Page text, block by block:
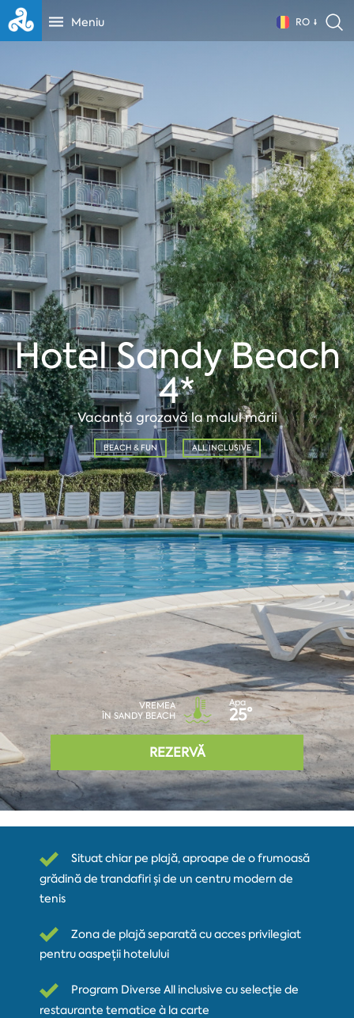
Meniu RO
Hotel Sandy Beach
4*
Vacanță grozavă la malul mării
BEACH & FUN ALL INCLUSIVE
VREMEA
ÎN SANDY BEACH
Apa
25°
REZERVĂ
Situat chiar pe plajă, aproape de o frumoasă
grădină de trandafiri și de un centru modern de
tenis
Zona de plajă separată cu acces privilegiat
pentru oaspeții hotelului
Program Diverse All inclusive cu selecție de
restaurante tematice à la carte